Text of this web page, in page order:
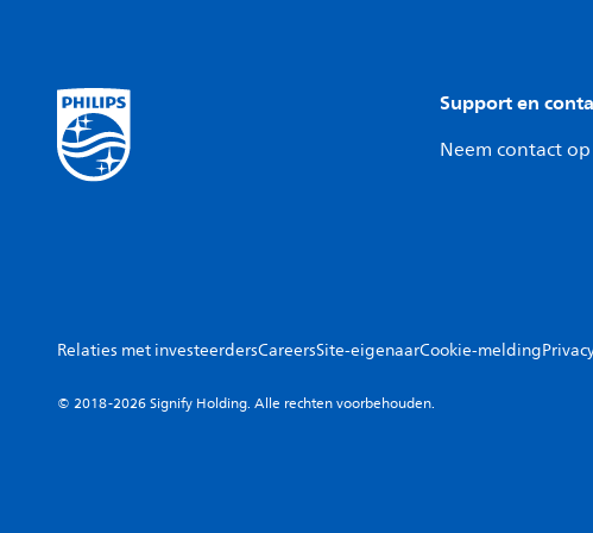
Support en
Neem contact
Relaties met investeerdersCareersSite-eigenaarCookie-melding
© 2018-2026 Signify Holding. Alle rechten voorbehouden.